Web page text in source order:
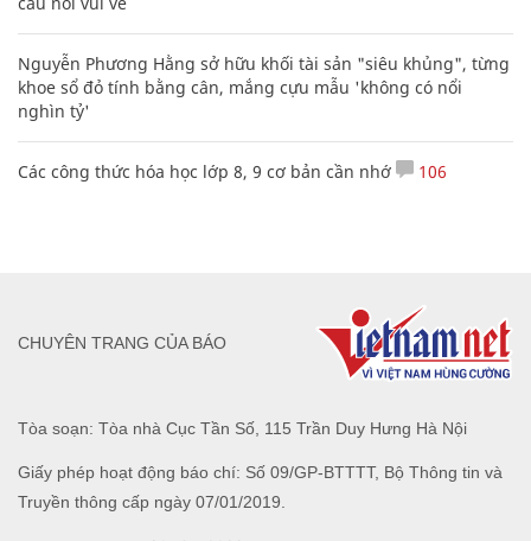
Nguyễn Phương Hằng sở hữu khối tài sản "siêu khủng", từng
khoe sổ đỏ tính bằng cân, mắng cựu mẫu 'không có nổi
nghìn tỷ'
Các công thức hóa học lớp 8, 9 cơ bản cần nhớ 106
Tòa soạn: Tòa nhà Cục Tần Số, 115 Trần Duy Hưng Hà Nội
Giấy phép hoạt động báo chí: Số 09/GP-BTTTT, Bộ Thông tin và
Truyền thông cấp ngày 07/01/2019.
CHUYÊN TRANG CỦA BÁO